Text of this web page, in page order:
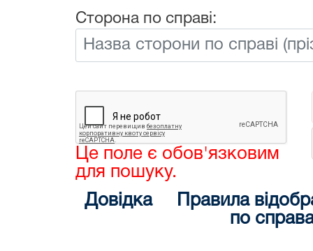
Сторона по справі:
Це поле є обов'язковим
для пошуку.
Довідка
Правила
по